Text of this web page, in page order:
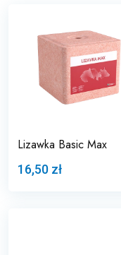
Lizawka Basic Max
16,50 zł